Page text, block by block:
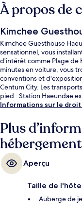
À propos de
Kimchee
Kimchee Guesthouse
sensationnel, vous
d'intérêt comme Plage de
minutes en voiture, vous
conventions et
Centum City. Les
pied : Station Haeundae
Informations sur le
Plus
hébergement
Aperçu
Taille de
Auberge de